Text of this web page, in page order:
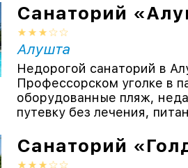
Санаторий
Алушта
Недорогой санаторий в
Профессорском уголке в
оборудованные пляж,
путевку без лечения,
Санаторий